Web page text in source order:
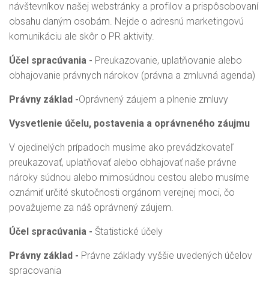
návštevníkov našej webstránky a profilov a prispôsobovaní
obsahu daným osobám. Nejde o adresnú marketingovú
komunikáciu ale skôr o PR aktivity.
Účel spracúvania - Preukazovanie, uplatňovanie alebo
obhajovanie právnych nárokov (právna a zmluvná agenda)
Právny základ -Oprávnený záujem a plnenie zmluvy
Vysvetlenie účelu, postavenia a oprávneného záujmu
V ojedinelých prípadoch musíme ako prevádzkovateľ
preukazovať, uplatňovať alebo obhajovať naše právne
nároky súdnou alebo mimosúdnou cestou alebo musíme
oznámiť určité skutočnosti orgánom verejnej moci, čo
považujeme za náš oprávnený záujem.
Účel spracúvania - Štatistické účely
Právny základ - Právne základy vyššie uvedených účelov
spracovania